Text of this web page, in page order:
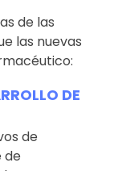
de las
las nuevas
DE
de
de